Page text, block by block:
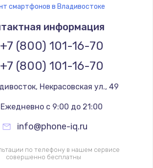
1800 руб.
Замена тачпада
1660 руб.
Заказать
контроллера питания
Заказать
Настройка Wi-Fi
смартфонов в Владивостоке
информация
+7 (800) 101-16-70
+7 (800) 101-16-70
, Некрасовская ул., 49
Ежедневно с 9:00 до 21:00
info@phone-iq.ru
по телефону в нашем сервисе
совершенно бесплатны